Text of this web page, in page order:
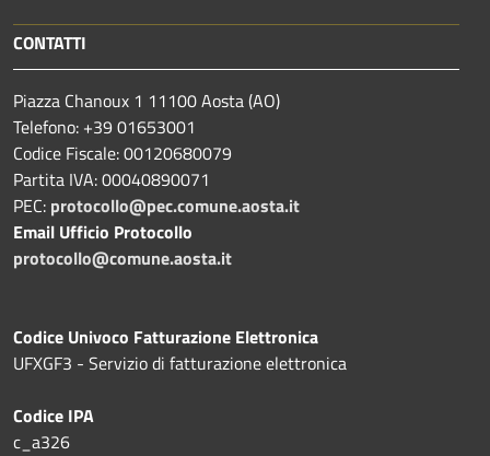
CONTATTI
Piazza Chanoux 1 11100 Aosta (AO)
Telefono: +39 01653001
Codice Fiscale: 00120680079
Partita IVA: 00040890071
PEC: protocollo@pec.comune.aosta.it
Email Ufficio Protocollo
protocollo@comune.aosta.it
Codice Univoco Fatturazione Elettronica
UFXGF3 - Servizio di fatturazione elettronica
Codice IPA
c_a326